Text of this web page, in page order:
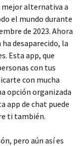
alternativa a
el mundo durante
de 2023. Ahora
desaparecido, la
Esta app, que
con tus
con mucha
opción organizada
app de chat puede
ti también.
pero aún así es